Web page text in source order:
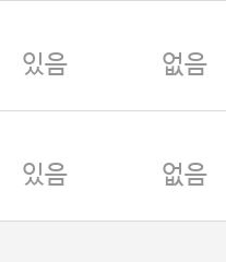
있음 없음
있음 없음